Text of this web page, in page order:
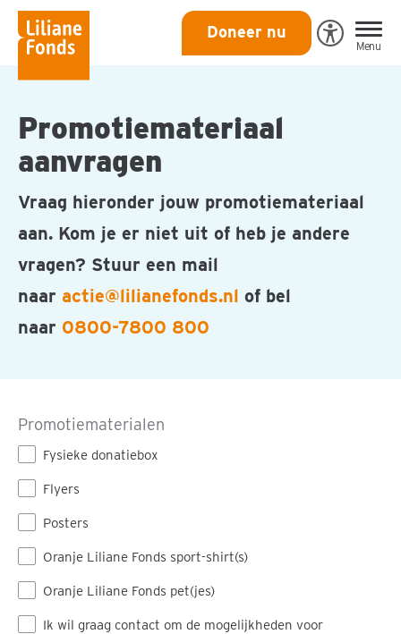
Liliane
Fonds
Doneer nu
Open
Menu
Promotiemateriaal
aanvragen
Vraag hieronder jouw promotiemateriaal
aan. Kom je er niet uit of heb je andere
vragen? Stuur een mail
naar actie@lilianefonds.nl of bel
naar 0800-7800 800
Promotiematerialen
Fysieke donatiebox
Flyers
Posters
Oranje Liliane Fonds sport-shirt(s)
Oranje Liliane Fonds pet(jes)
Ik wil graag contact om de mogelijkheden voor